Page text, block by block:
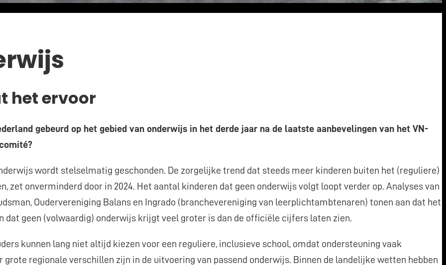
het ervoor
gebeurd op het gebied van onderwijs in het derde jaar na de laatste aanbevelingen van het VN-
wordt stelselmatig geschonden. De zorgelijke trend dat steeds meer kinderen buiten het (reguliere)
zet onverminderd door in 2024. Het aantal kinderen dat geen onderwijs volgt loopt verder op. Analyses van
Oudervereniging Balans en Ingrado (branchevereniging van leerplichtambtenaren) tonen aan dat het
dat geen (volwaardig) onderwijs krijgt veel groter is dan de officiële cijfers laten zien.
kunnen lang niet altijd kiezen voor een reguliere, inclusieve school, omdat ondersteuning vaak
grote regionale verschillen zijn in de uitvoering van passend onderwijs. Binnen de landelijke wetten hebben